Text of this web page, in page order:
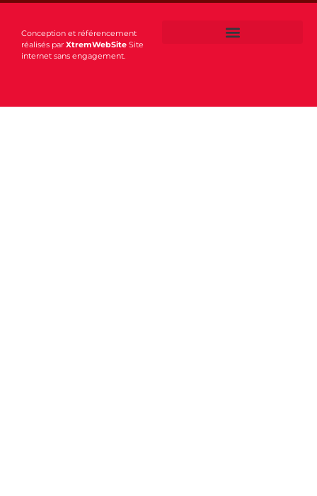
Conception et référencement
réalisés par XtremWebSite Site
internet sans engagement.